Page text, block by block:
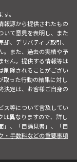
。
報源から提供されたもの
いて意見を表明し、また
、デリバティブ取引、
。また、過去の実績や予
せん。提供する情報等は
削除されることがござい
取った行動の結果に対し
決定は、お客様ご自身の
ス等について言及してい
は異なりますので、詳し
」、「目論見書」、「目
・手数料などの重要事項